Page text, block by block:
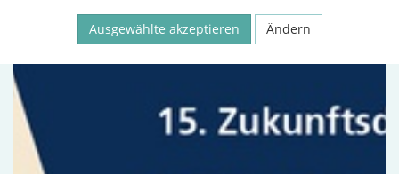
Ausgewählte akzeptieren Ändern